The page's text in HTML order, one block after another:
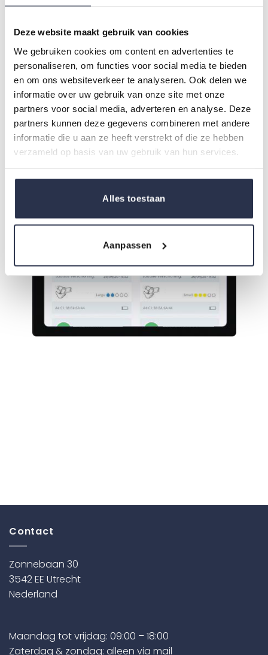
Deze website maakt gebruik van cookies
We gebruiken cookies om content en advertenties te
personaliseren, om functies voor social media te bieden
en om ons websiteverkeer te analyseren. Ook delen we
informatie over uw gebruik van onze site met onze
partners voor social media, adverteren en analyse. Deze
partners kunnen deze gegevens combineren met andere
informatie die u aan ze heeft verstrekt of die ze hebben
verzameld op basis van uw gebruik van hun services.
Alles toestaan
Aanpassen
Contact
Zonnebaan 30
3542 EE Utrecht
Nederland
Maandag tot vrijdag: 09:00 – 18:00
Zaterdag & zondag: alleen via mail